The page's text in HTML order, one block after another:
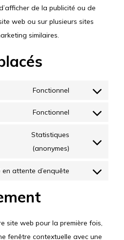
de la publicité ou de
web ou sur plusieurs sites
similaires.
Fonctionnel
Consent
Fonctionnel
Consent
service
Statistiques
(anonymes)
Consent
service
en attente d’enquête
Consent
site web pour la première fois,
fenêtre contextuelle avec une